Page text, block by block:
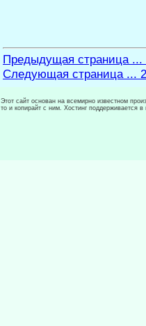
Предыдущая страница ...
Следующая страница ...
Этот сайт основан на всемирно известном
то и копирайт с ним. Хостинг поддерживается